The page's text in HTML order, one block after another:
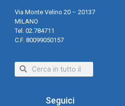
Via Monte Velino 20 – 20137
MILANO
Tel. 02.784711
C.F. 80099050157
Seguici